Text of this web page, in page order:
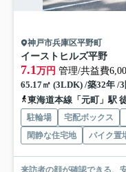
神戸市兵庫区平野町
イーストヒルズ平野
7.1 万円 管理/共益費
65.17㎡ (3LDK) /築32年 /
東海道本線「元町」駅
駐輪場 宅配ボックス
閑静な住宅地
バイク置
来訪者の顔が確認できる、